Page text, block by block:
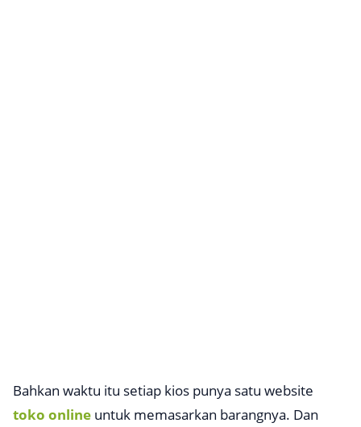
Bahkan waktu itu setiap kios punya satu website
toko online untuk memasarkan barangnya. Dan